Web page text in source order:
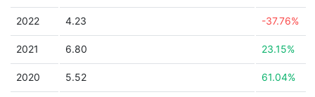
2022 4.23 -37.76%
2021 6.80 23.15%
2020 5.52 61.04%